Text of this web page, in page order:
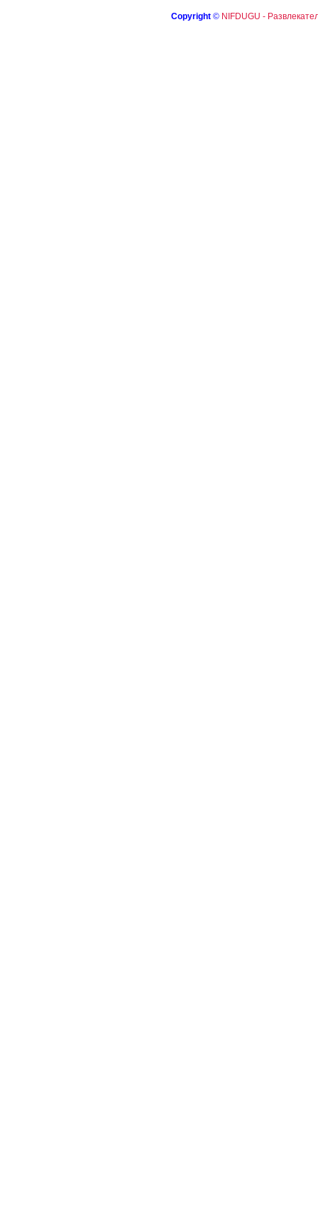
Copyright © NIFDUGU -